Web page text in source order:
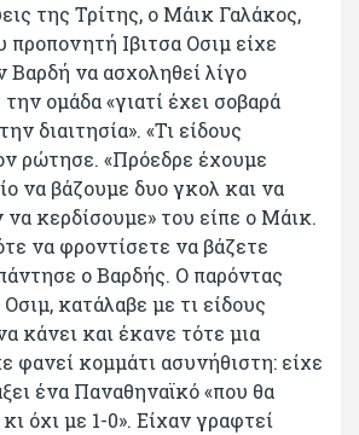
της Τρίτης, ο Μάικ Γαλάκος,
προπονητή Ιβιτσα Οσιμ είχε
Βαρδή να ασχοληθεί λίγο
ομάδα «γιατί έχει σοβαρά
διαιτησία». «Τι είδους
ρώτησε. «Πρόεδρε έχουμε
να βάζουμε δυο γκολ και να
κερδίσουμε» του είπε ο Μάικ.
να φροντίσετε να βάζετε
ο Βαρδής. Ο παρόντας
κατάλαβε με τι είδους
κάνει και έκανε τότε μια
φανεί κομμάτι ασυνήθιστη: είχε
ένα Παναθηναϊκό «που θα
όχι με 1-0». Είχαν γραφτεί